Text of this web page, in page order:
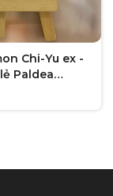
Chi-Yu ex -
Paldea
Rare